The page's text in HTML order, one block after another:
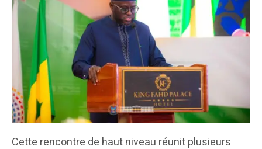
Cette rencontre de haut niveau réunit plusieurs